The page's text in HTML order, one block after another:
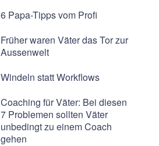
6 Papa-Tipps vom Profi
Früher waren Väter das Tor zur
Aussenwelt
Windeln statt Workflows
Coaching für Väter: Bei diesen
7 Problemen sollten Väter
unbedingt zu einem Coach
gehen